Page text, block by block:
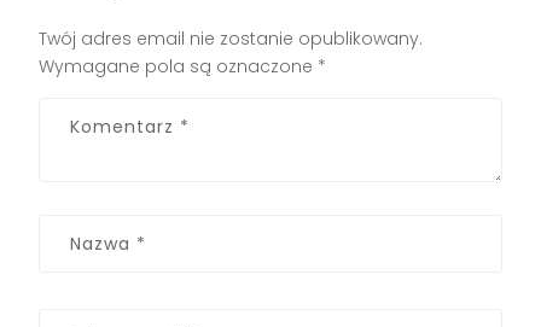
Twój adres email nie zostanie opublikowany.
Wymagane pola są oznaczone *